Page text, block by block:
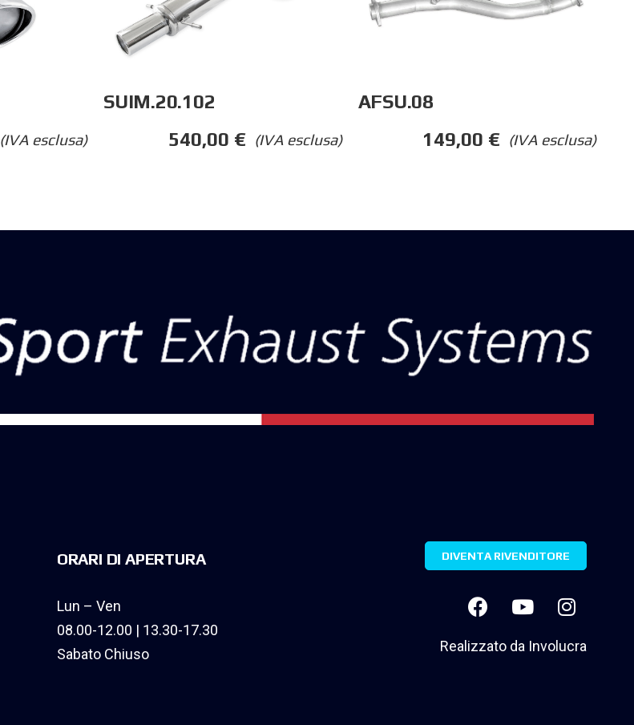
(IVA esclusa)
SUIM.20.102
(IVA esclusa)
540,00 €
AFSU.08
(IVA esclusa)
149,00 €
ORARI DI APERTURA
Lun – Ven
08.00-12.00 | 13.30-17.30
Sabato Chiuso
DIVENTA RIVENDITORE
Realizzato da Involucra